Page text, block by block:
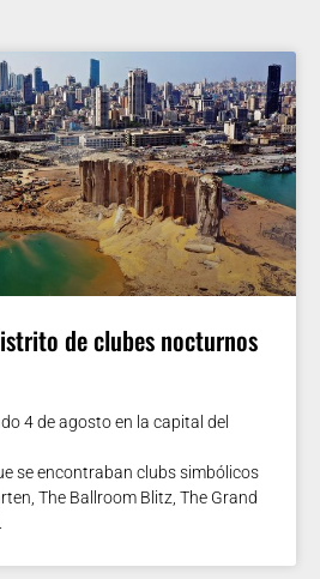
de clubes nocturnos
4 de agosto en la capital del
se encontraban clubs simbólicos
The Ballroom Blitz, The Grand